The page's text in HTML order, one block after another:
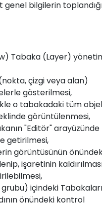
genel bilgilerin
Tabaka (Layer)
çizgi veya alan)
gösterilmesi,
o tabakadaki tüm
görüntülenmesi,
"Editör" arayüzünde
getirilmesi,
görüntüsünün
işaretinin
içindeki
önündeki kontrol
• Ürünler •
Politikası • Forum
Türkçe